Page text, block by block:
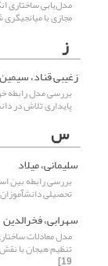
مجازی با میانجی‎گری شادکامی
ز
زغیبی قناد، سیمین
بررسی مدل رابطه
پایداری تلاش در
س
سلیمانی، میلاد
بررسی رابطه بین
تحصیلی دانش‎آموزان مقطع متوسطه دوم
سهرابی، فخرالدین
مدل معادلات
تنظیم هیجان با
19]